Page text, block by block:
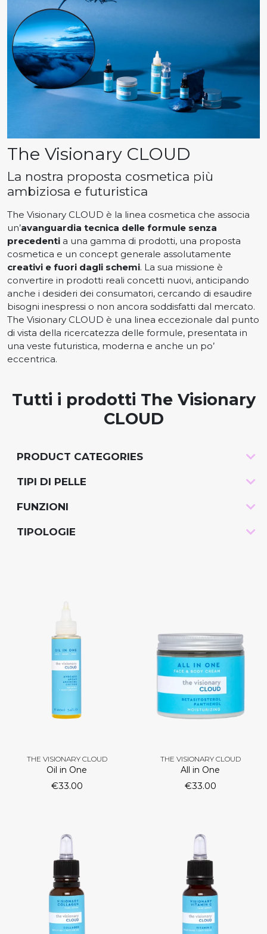
The Visionary CLOUD
La nostra proposta cosmetica più
ambiziosa e futuristica
The Visionary CLOUD è la linea cosmetica che associa
un’avanguardia tecnica delle formule senza
precedenti a una gamma di prodotti, una proposta
cosmetica e un concept generale assolutamente
creativi e fuori dagli schemi. La sua missione è
convertire in prodotti reali concetti nuovi, anticipando
anche i desideri dei consumatori, cercando di esaudire
bisogni inespressi o non ancora soddisfatti dal mercato.
The Visionary CLOUD è una linea eccezionale dal punto
di vista della ricercatezza delle formule, presentata in
una veste futuristica, moderna e anche un po’
eccentrica.
Tutti i prodotti The Visionary
CLOUD
PRODUCT CATEGORIES -
TIPI DI PELLE -
FUNZIONI -
TIPOLOGIE -
THE VISIONARY CLOUD
Oil in One
€33.00
THE VISIONARY CLOUD
All in One
€33.00